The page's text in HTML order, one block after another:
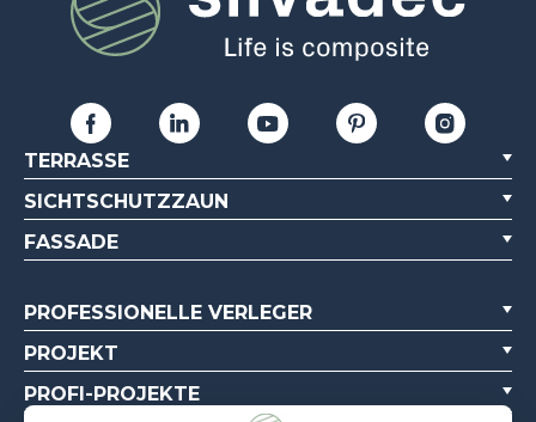
TERRASSE
SICHTSCHUTZZAUN
FASSADE
PROFESSIONELLE VERLEGER
PROJEKT
PROFI-PROJEKTE